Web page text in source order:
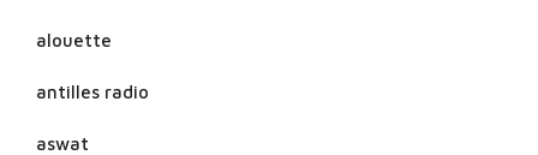
alouette
antilles radio
aswat